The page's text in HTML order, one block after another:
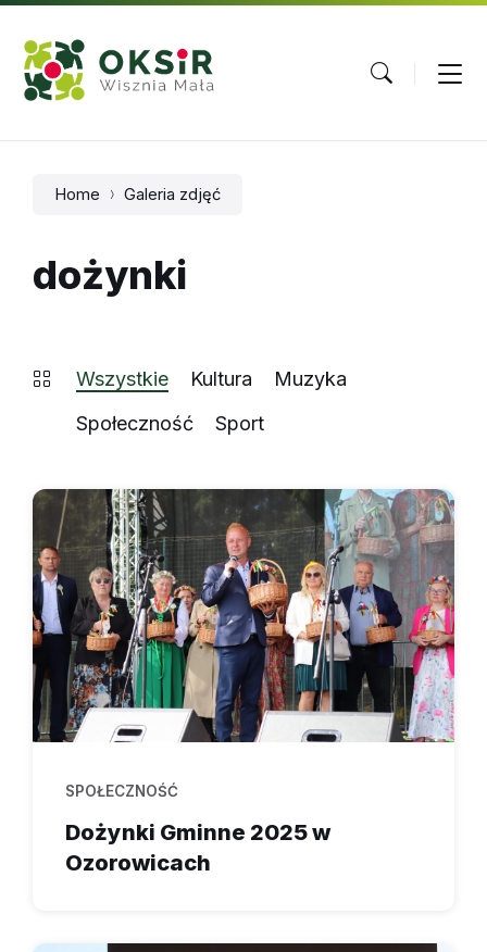
Skip
content
Skip
main
navigation
Skip
footer
Home Galeria zdjęć
dożynki
Wszystkie Kultura
Muzyka
Społeczność
Sport
SPOŁECZNOŚĆ
Dożynki Gminne 2025 w
Ozorowicach